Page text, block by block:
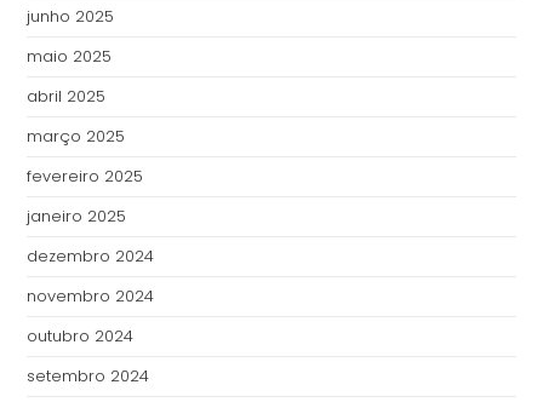
junho 2025
maio 2025
abril 2025
março 2025
fevereiro 2025
janeiro 2025
dezembro 2024
novembro 2024
outubro 2024
setembro 2024